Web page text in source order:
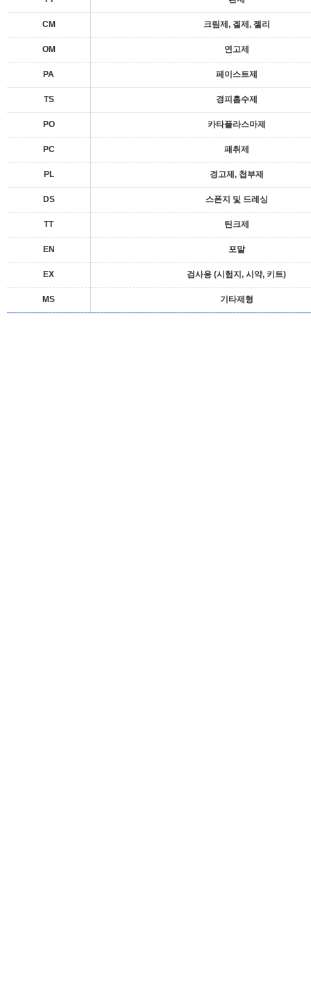
CM 크림제, 겔제, 젤리
OM 연고제
PA 페이스트제
TS 경피흡수제
PO 카타플라스마제
PC 패취제
PL 경고제, 첩부제
DS 스폰지 및 드레싱
TT 틴크제
EN 포말
EX 검사용 (시험지, 시약, 키트)
MS 기타제형